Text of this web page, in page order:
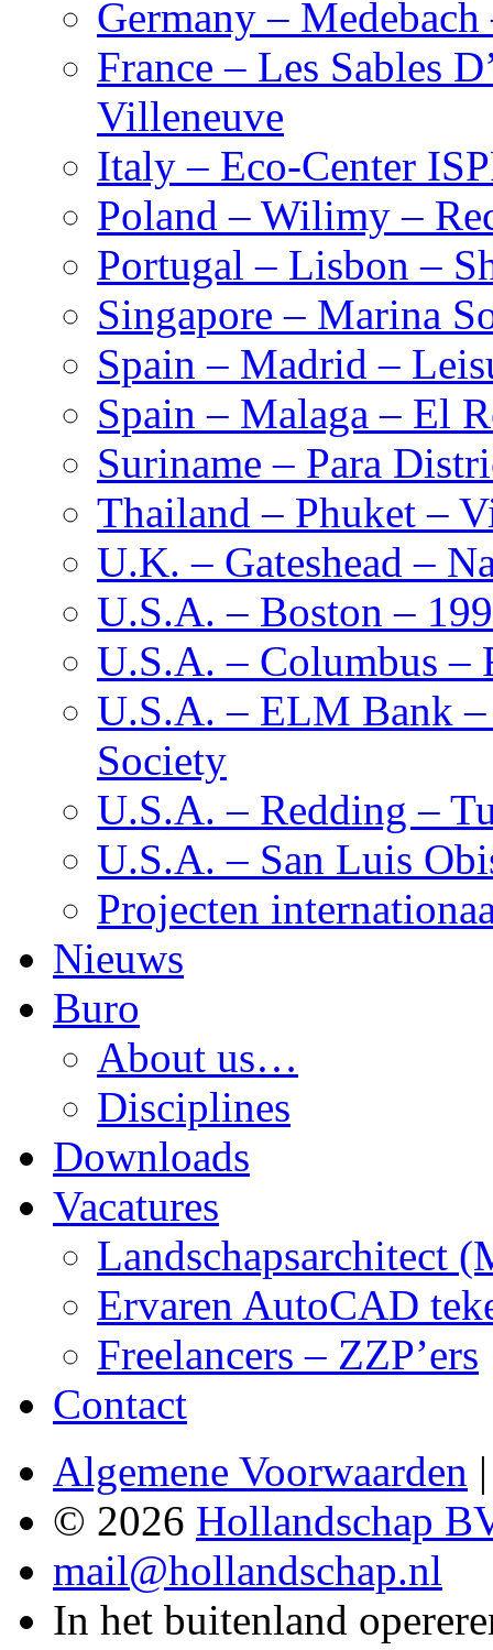
Germany –
France – Les Sables
Villeneuve
Italy – Eco-Center
Poland – Wilimy –
Portugal – Lisbon –
Singapore – Marina
Spain – Madrid –
Spain – Malaga – El
Suriname – Para
Thailand – Phuket –
U.K. – Gateshead –
U.S.A. – Boston –
U.S.A. – Columbus –
U.S.A. – ELM Bank
Society
U.S.A. – Redding –
U.S.A. – San Luis
Projecten
Nieuws
Buro
About us…
Disciplines
Downloads
Vacatures
Landschapsarchitect
Ervaren AutoCAD
Freelancers – ZZP’ers
Contact
Algemene Voorwaarden
© 2026 Hollandschap
mail@hollandschap.nl
In het buitenland